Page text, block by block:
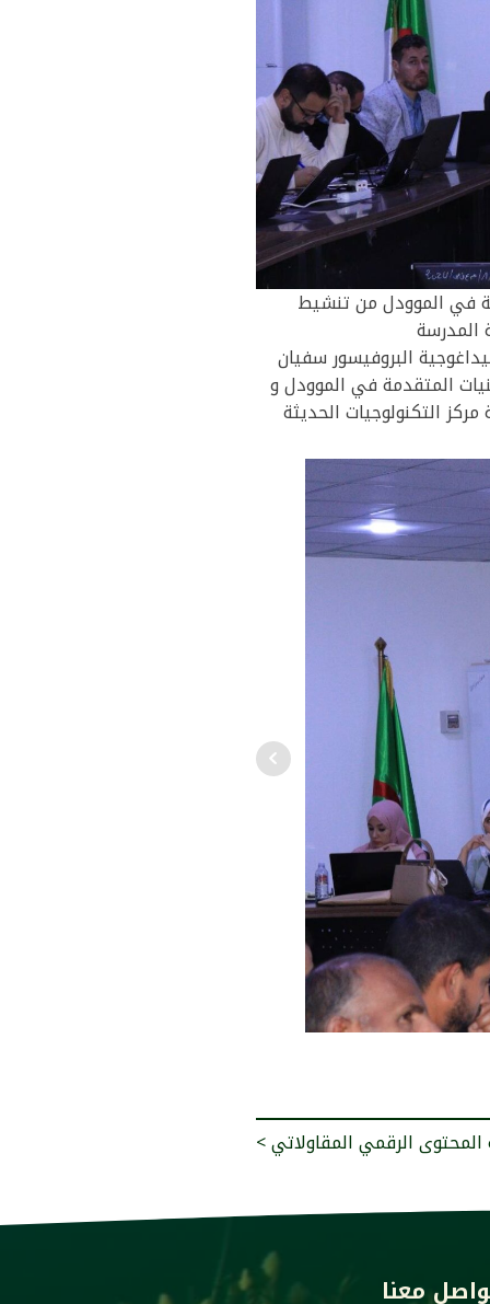
دورة تكوينية في الموودل من تنشيط
البروفيسور سفيان
المتقدمة في الموودل و
التكنولوجيات الحديثة
المحتوى الرقمي المقاولاتي
معنا